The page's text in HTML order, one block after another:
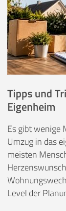
Tipps und
Eigenheim
Es gibt wenige
Umzug in das
meisten
Level der